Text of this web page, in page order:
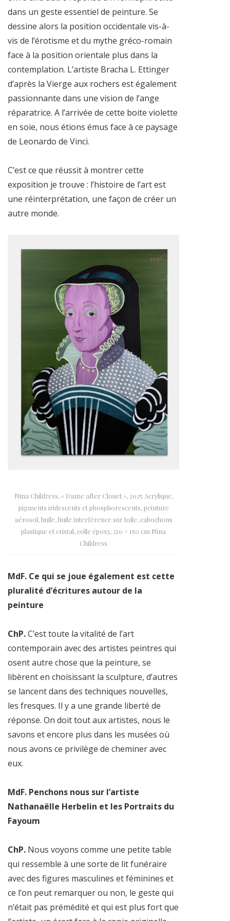
dans un geste essentiel de peinture. Se
dessine alors la position occidentale vis-à-
vis de l’érotisme et du mythe gréco-romain
face à la position orientale plus dans la
contemplation. L’artiste Bracha L. Ettinger
d’après la Vierge aux rochers est également
passionnante dans une vision de l’ange
réparatrice. A l’arrivée de cette boite violette
en soie, nous étions émus face à ce paysage
de Leonardo de Vinci.
C’est ce que réussit à montrer cette
exposition je trouve : l’histoire de l’art est
une réinterprétation, une façon de créer un
autre monde.
Nina Childress, « Dame after Clouet », 2025 Acrylique,
pigments iridescents et phosphorescents, peinture
aérosol, huile, huile interférence sur toile, cabochons
plastique et cristal, colle époxy, 210 × 150 cm Nina
Childress
MdF. Ce qui se joue également est cette
pluralité d’écritures autour de la
peinture
ChP.C’est toute la vitalité de l’art
contemporain avec des artistes peintres qui
osent autre chose que la peinture, se
libèrent en choisissant la sculpture, d’autres
se lancent dans des techniques nouvelles,
les fresques. Il y a une grande liberté de
réponse. On doit tout aux artistes, nous le
savons et encore plus dans les musées où
nous avons ce privilège de cheminer avec
eux.
MdF. Penchons nous sur l’artiste
Nathanaëlle Herbelin et les Portraits du
Fayoum
ChP. Nous voyons comme une petite table
qui ressemble à une sorte de lit funéraire
avec des figures masculines et féminines et
ce l’on peut remarquer ou non, le geste qui
n’était pas prémédité et qui est plus fort que